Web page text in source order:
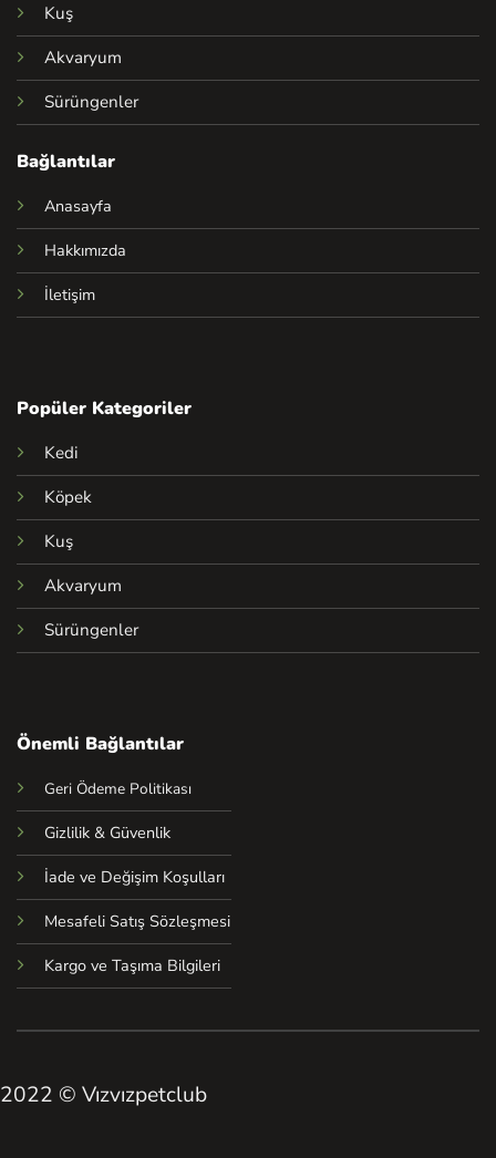
Kuş
Akvaryum
Sürüngenler
Bağlantılar
Anasayfa
Hakkımızda
İletişim
Popüler Kategoriler
Kedi
Köpek
Kuş
Akvaryum
Sürüngenler
Önemli Bağlantılar
Geri Ödeme Politikası
Gizlilik & Güvenlik
İade ve Değişim Koşulları
Mesafeli Satış Sözleşmesi
Kargo ve Taşıma Bilgileri
2022 © Vızvızpetclub